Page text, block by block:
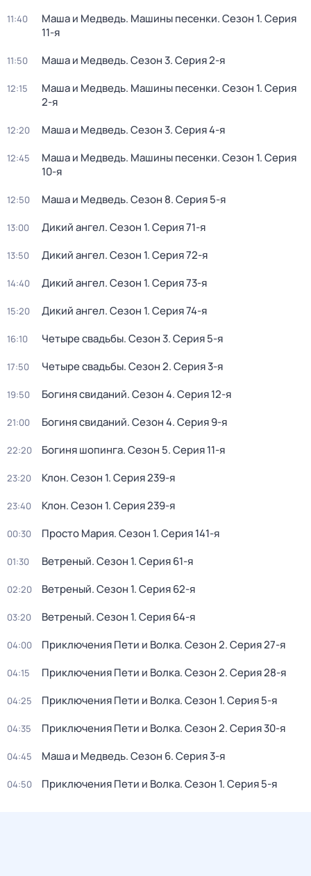
11:40 Маша и Медведь. Машины песенки. Сезон 1. Серия
11-я
11:50 Маша и Медведь. Сезон 3. Серия 2-я
12:15 Маша и Медведь. Машины песенки. Сезон 1. Серия
2-я
12:20 Маша и Медведь. Сезон 3. Серия 4-я
12:45 Маша и Медведь. Машины песенки. Сезон 1. Серия
10-я
12:50 Маша и Медведь. Сезон 8. Серия 5-я
13:00 Дикий ангел. Сезон 1. Серия 71-я
13:50 Дикий ангел. Сезон 1. Серия 72-я
14:40 Дикий ангел. Сезон 1. Серия 73-я
15:20 Дикий ангел. Сезон 1. Серия 74-я
16:10 Четыре свадьбы. Сезон 3. Серия 5-я
17:50 Четыре свадьбы. Сезон 2. Серия 3-я
19:50 Богиня свиданий. Сезон 4. Серия 12-я
21:00 Богиня свиданий. Сезон 4. Серия 9-я
22:20 Богиня шопинга. Сезон 5. Серия 11-я
23:20 Клон. Сезон 1. Серия 239-я
23:40 Клон. Сезон 1. Серия 239-я
00:30 Просто Мария. Сезон 1. Серия 141-я
01:30 Ветреный. Сезон 1. Серия 61-я
02:20 Ветреный. Сезон 1. Серия 62-я
03:20 Ветреный. Сезон 1. Серия 64-я
04:00 Приключения Пети и Волка. Сезон 2. Серия 27-я
04:15 Приключения Пети и Волка. Сезон 2. Серия 28-я
04:25 Приключения Пети и Волка. Сезон 1. Серия 5-я
04:35 Приключения Пети и Волка. Сезон 2. Серия 30-я
04:45 Маша и Медведь. Сезон 6. Серия 3-я
04:50 Приключения Пети и Волка. Сезон 1. Серия 5-я